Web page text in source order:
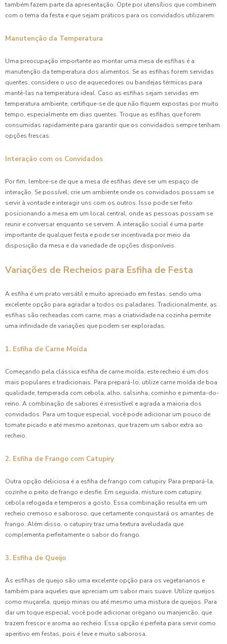
também fazem parte da apresentação. Opte por utensílios que combinem
com o tema da festa e que sejam práticos para os convidados utilizarem.
Manutenção da Temperatura
Uma preocupação importante ao montar uma mesa de esfihas é a
manutenção da temperatura dos alimentos. Se as esfihas forem servidas
quentes, considere o uso de aquecedores ou bandejas térmicas para
mantê-las na temperatura ideal. Caso as esfihas sejam servidas em
temperatura ambiente, certifique-se de que não fiquem expostas por muito
tempo, especialmente em dias quentes. Troque as esfihas que forem
consumidas rapidamente para garantir que os convidados sempre tenham
opções frescas.
Interação com os Convidados
Por fim, lembre-se de que a mesa de esfihas deve ser um espaço de
interação. Se possível, crie um ambiente onde os convidados possam se
servir à vontade e interagir uns com os outros. Isso pode ser feito
posicionando a mesa em um local central, onde as pessoas possam se
reunir e conversar enquanto se servem. A interação social é uma parte
importante de qualquer festa e pode ser incentivada por meio da
disposição da mesa e da variedade de opções disponíveis.
Variações de Recheios para Esfiha de Festa
A esfiha é um prato versátil e muito apreciado em festas, sendo uma
excelente opção para agradar a todos os paladares. Tradicionalmente, as
esfihas são recheadas com carne, mas a criatividade na cozinha permite
uma infinidade de variações que podem ser exploradas.
1. Esfiha de Carne Moída
Começando pela clássica esfiha de carne moída, este recheio é um dos
mais populares e tradicionais. Para prepará-lo, utilize carne moída de boa
qualidade, temperada com cebola, alho, salsinha, cominho e pimenta-do-
reino. A combinação de sabores é irresistível e agrada a maioria dos
convidados. Para um toque especial, você pode adicionar um pouco de
tomate picado e até mesmo azeitonas, que trazem um sabor extra ao
recheio.
2. Esfiha de Frango com Catupiry
Outra opção deliciosa é a esfiha de frango com catupiry. Para prepará-la,
cozinhe o peito de frango e desfie. Em seguida, misture com catupiry,
cebola refogada e temperos a gosto. Essa combinação resulta em um
recheio cremoso e saboroso, que certamente conquistará os amantes de
frango. Além disso, o catupiry traz uma textura aveludada que
complementa perfeitamente o sabor do frango.
3. Esfiha de Queijo
As esfihas de queijo são uma excelente opção para os vegetarianos e
também para aqueles que apreciam um sabor mais suave. Utilize queijos
como muçarela, queijo minas ou até mesmo uma mistura de queijos. Para
dar um toque especial, você pode adicionar orégano ou manjericão, que
trazem frescor e aroma ao recheio. Essa opção é perfeita para servir como
aperitivo em festas, pois é leve e muito saborosa.